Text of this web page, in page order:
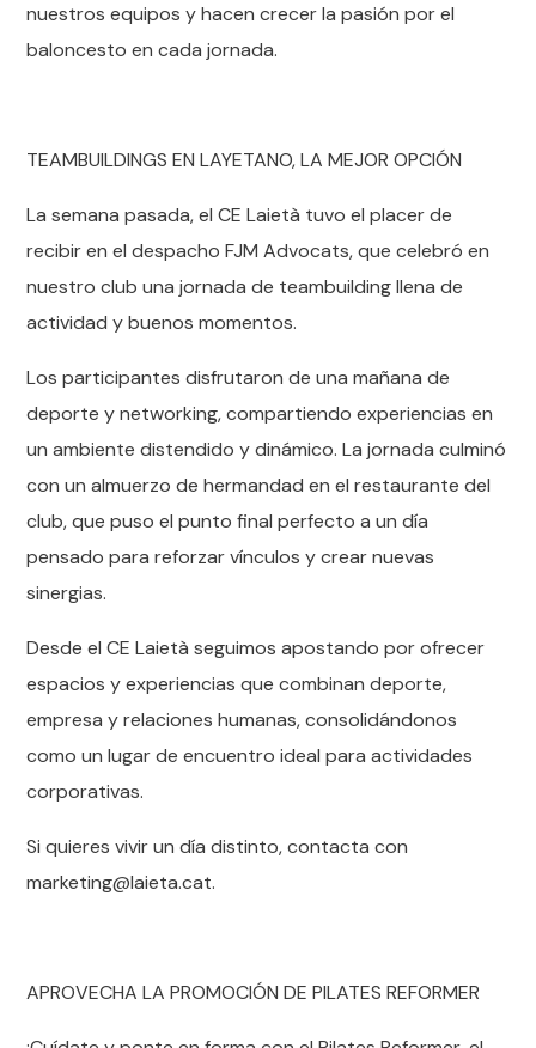
nuestros equipos y hacen crecer la pasión por el
baloncesto en cada jornada.
TEAMBUILDINGS EN LAYETANO, LA MEJOR OPCIÓN
La semana pasada, el CE Laietà tuvo el placer de
recibir en el despacho FJM Advocats, que celebró en
nuestro club una jornada de teambuilding llena de
actividad y buenos momentos.
Los participantes disfrutaron de una mañana de
deporte y networking, compartiendo experiencias en
un ambiente distendido y dinámico. La jornada culminó
con un almuerzo de hermandad en el restaurante del
club, que puso el punto final perfecto a un día
pensado para reforzar vínculos y crear nuevas
sinergias.
Desde el CE Laietà seguimos apostando por ofrecer
espacios y experiencias que combinan deporte,
empresa y relaciones humanas, consolidándonos
como un lugar de encuentro ideal para actividades
corporativas.
Si quieres vivir un día distinto, contacta con
marketing@laieta.cat.
APROVECHA LA PROMOCIÓN DE PILATES REFORMER